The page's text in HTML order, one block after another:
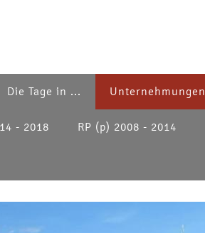
Die Tage in ... Unternehmungen
- 2018 RP (p) 2008 - 2014